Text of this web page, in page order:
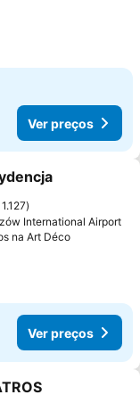
Ver preços
favoritos
1.127
International Airport
na Art Déco
Ver preços
favoritos